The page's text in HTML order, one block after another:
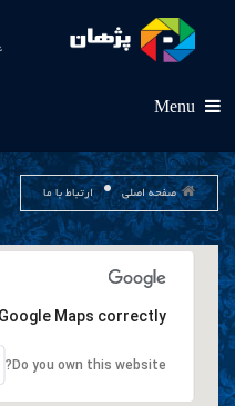
صفحه اصلی ارتباط با ما
Maps correctly.
Do you own this website?